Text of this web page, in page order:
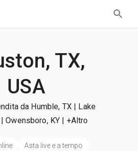
TX,
USA
da Humble, TX | Lake
Owensboro, KY | +Altro
Asta live e a tempo